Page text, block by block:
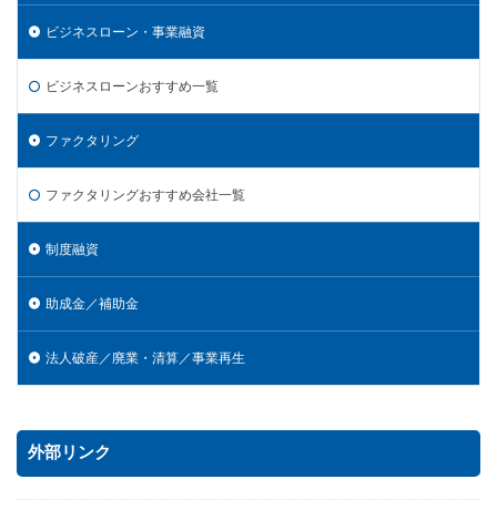
ビジネスローン・事業融資
ビジネスローンおすすめ一覧
ファクタリング
ファクタリングおすすめ会社一覧
制度融資
助成金／補助金
法人破産／廃業・清算／事業再生
外部リンク